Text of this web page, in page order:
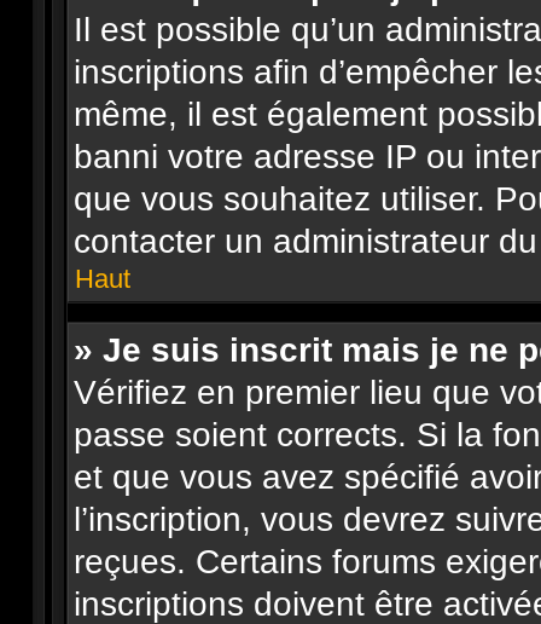
Il est possible qu’un
inscriptions afin d’empêcher
même, il est également
banni votre adresse IP ou
que vous souhaitez utiliser.
contacter un administrateur
Haut
» Je suis inscrit mais je ne
Vérifiez en premier lieu que
passe soient corrects. Si la
et que vous avez spécifié
l’inscription, vous devrez
reçues. Certains forums
inscriptions doivent être